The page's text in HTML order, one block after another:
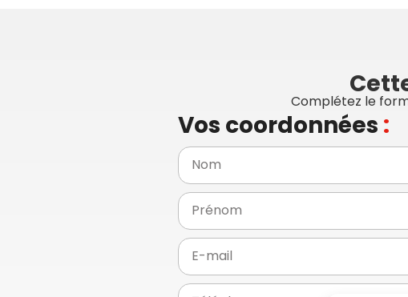
Complétez le
Vos coordonnées :